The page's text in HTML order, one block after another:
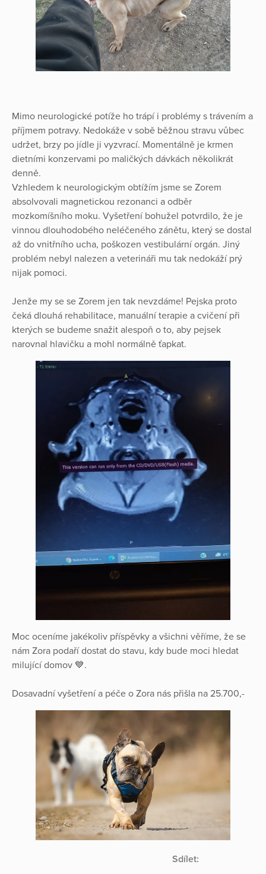
Mimo neurologické potíže ho trápí i problémy s trávením a
příjmem potravy. Nedokáže v sobě běžnou stravu vůbec
udržet, brzy po jídle ji vyzvrací. Momentálně je krmen
dietními konzervami po maličkých dávkách několikrát
denně.
Vzhledem k neurologickým obtížím jsme se Zorem
absolvovali magnetickou rezonanci a odběr
mozkomíšního moku. Vyšetření bohužel potvrdilo, že je
vinnou dlouhodobého neléčeného zánětu, který se dostal
až do vnitřního ucha, poškozen vestibulární orgán. Jiný
problém nebyl nalezen a veterináři mu tak nedokáží prý
nijak pomoci.
Jenže my se se Zorem jen tak nevzdáme! Pejska proto
čeká dlouhá rehabilitace, manuální terapie a cvičení při
kterých se budeme snažit alespoň o to, aby pejsek
narovnal hlavičku a mohl normálně ťapkat.
Moc oceníme jakékoliv příspěvky a všichni věříme, že se
nám Zora podaří dostat do stavu, kdy bude moci hledat
milující domov 💙.
Dosavadní vyšetření a péče o Zora nás přišla na 25.700,-
Sdílet: